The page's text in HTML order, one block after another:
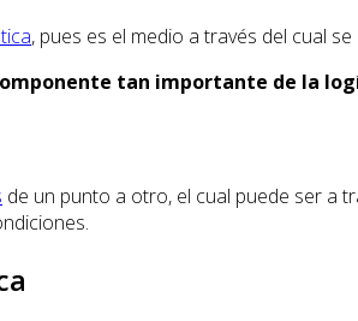
, pues es el medio a través del cual
tan importante de la
de un punto a otro, el cual puede ser a